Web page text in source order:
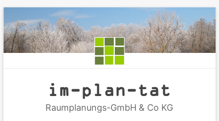
Inhalt
springen
im-plan-tat
Raumplanungs-GmbH & Co KG